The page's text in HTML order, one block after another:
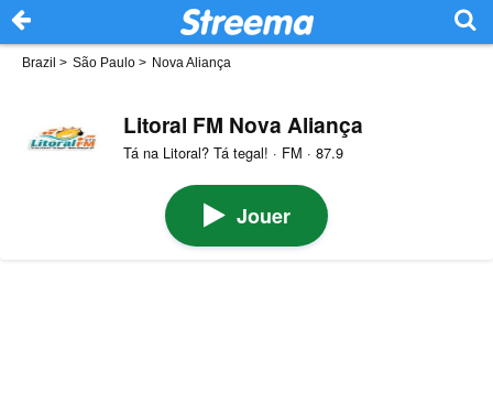
Brazil > São Paulo > Nova Aliança
Litoral FM Nova Aliança
Tá na Litoral? Tá tegal! · FM · 87.9
Jouer